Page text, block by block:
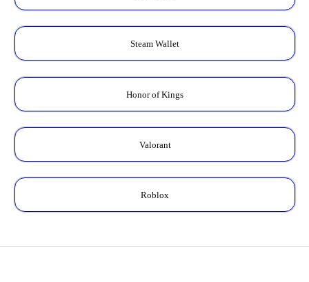
Steam Wallet
Honor of Kings
Valorant
Roblox